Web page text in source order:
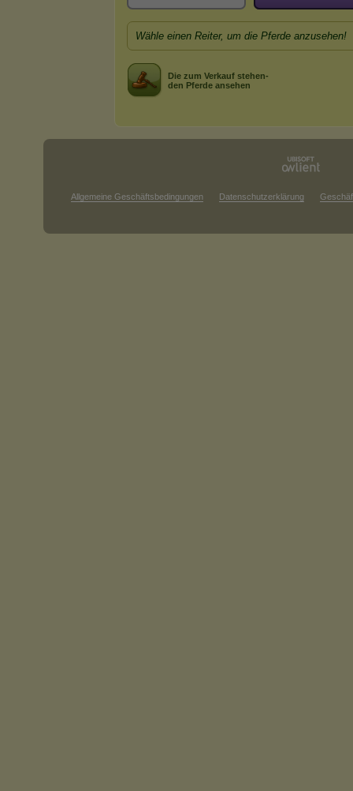
Wähle einen Reiter, um die Pferde anzusehen!
Die zum Verkauf stehen-
den Pferde ansehen
Allgemeine Geschäftsbedingungen Datenschutzerklärung